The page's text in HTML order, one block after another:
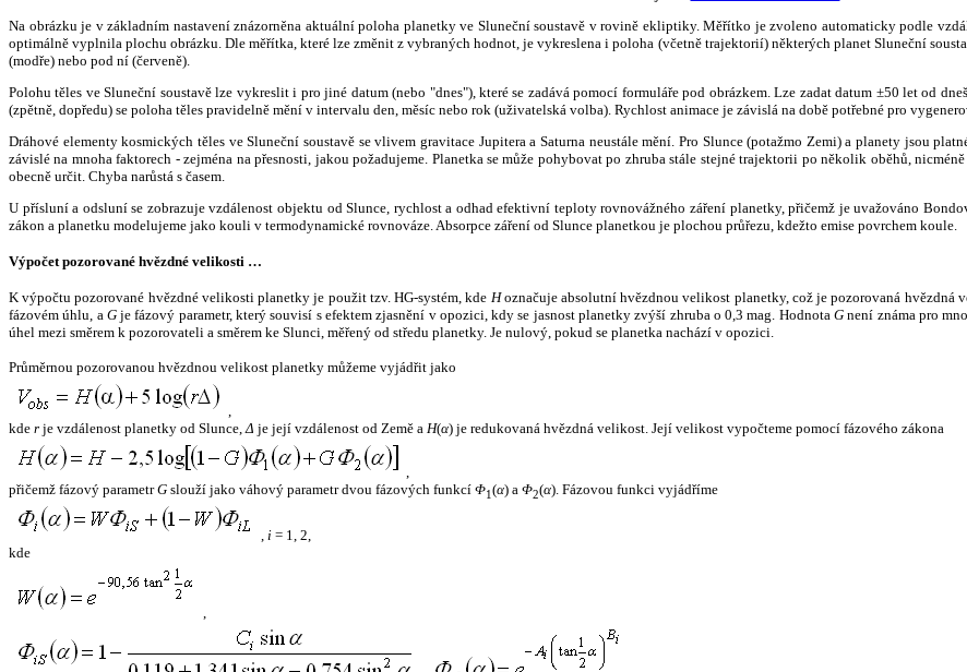
Na obrázku je v základním nastavení znázorněna aktuální poloha planetky ve Sluneční soustavě v rovině ekliptiky. Měřítko je zvoleno automaticky podle
optimálně vyplnila plochu obrázku. Dle měřítka, které lze změnit z vybraných hodnot, je vykreslena i poloha (včetně trajektorií) některých planet Sluneční
(modře) nebo pod ní (červeně).
Polohu těles ve Sluneční soustavě lze vykreslit i pro jiné datum (nebo "dnes"), které se zadává pomocí formuláře pod obrázkem. Lze zadat datum ±50 let od
(zpětně, dopředu) se poloha těles pravidelně mění v intervalu den, měsíc nebo rok (uživatelská volba). Rychlost animace je závislá na době potřebné pro
Dráhové elementy kosmických těles ve Sluneční soustavě se vlivem gravitace Jupitera a Saturna neustále mění. Pro Slunce (potažmo Zemi) a planety jsou
závislé na mnoha faktorech - zejména na přesnosti, jakou požadujeme. Planetka se může pohybovat po zhruba stále stejné trajektorii po několik oběhů,
obecně určit. Chyba narůstá s časem.
U přísluní a odsluní se zobrazuje vzdálenost objektu od Slunce, rychlost a odhad efektivní teploty rovnovážného záření planetky, přičemž je uvažováno
zákon a planetku modelujeme jako kouli v termodynamické rovnováze. Absorpce záření od Slunce planetkou je plochou průřezu, kdežto emise povrchem koule.
Výpočet pozorované hvězdné velikosti …
K výpočtu pozorované hvězdné velikosti planetky je použit tzv. HG-systém, kde Hoznačuje absolutní hvězdnou velikost planetky, což je pozorovaná hvězdná
fázovém úhlu, a Gje fázový parametr, který souvisí s efektem zjasnění v opozici, kdy se jasnost planetky zvýší zhruba o 0,3 mag. HodnotaG není známa pro
úhel mezi směrem k pozorovateli a směrem ke Slunci, měřený od středu planetky. Je nulový, pokud se planetka nachází v opozici.
Průměrnou pozorovanou hvězdnou velikost planetky můžeme vyjádřit jako
,
kde r je vzdálenost planetky od Slunce,Δ je její vzdálenost od Země a H(α) je redukovaná hvězdná velikost. Její velikost vypočteme pomocí fázového zákona
,
přičemž fázový parametrG slouží jako váhový parametr dvou fázových funkcí Φ1(α) a Φ2(α). Fázovou funkci vyjádříme
, i = 1, 2,
kde
,